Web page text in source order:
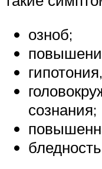
озноб;
сознания;